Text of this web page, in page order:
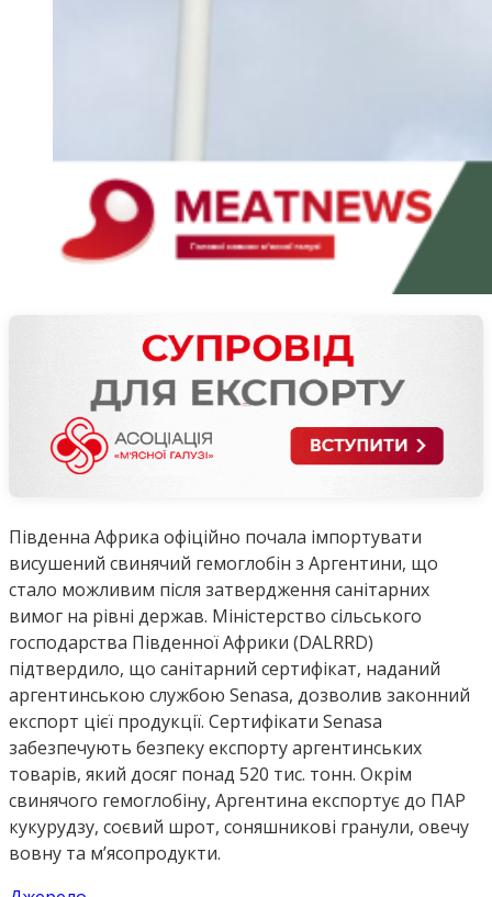
Південна Африка офіційно почала імпортувати
висушений свинячий гемоглобін з Аргентини, що
стало можливим після затвердження санітарних
вимог на рівні держав. Міністерство сільського
господарства Південної Африки (DALRRD)
підтвердило, що санітарний сертифікат, наданий
аргентинською службою Senasa, дозволив законний
експорт цієї продукції. Сертифікати Senasa
забезпечують безпеку експорту аргентинських
товарів, який досяг понад 520 тис. тонн. Окрім
свинячого гемоглобіну, Аргентина експортує до ПАР
кукурудзу, соєвий шрот, соняшникові гранули, овечу
вовну та м’ясопродукти.